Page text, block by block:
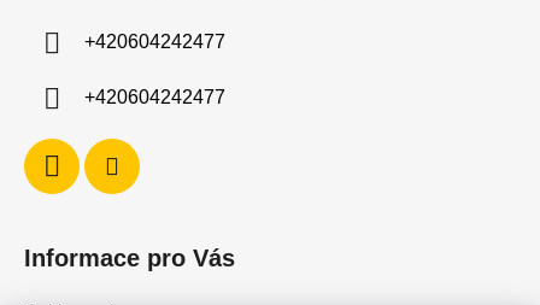
+420604242477
+420604242477
Informace pro Vás